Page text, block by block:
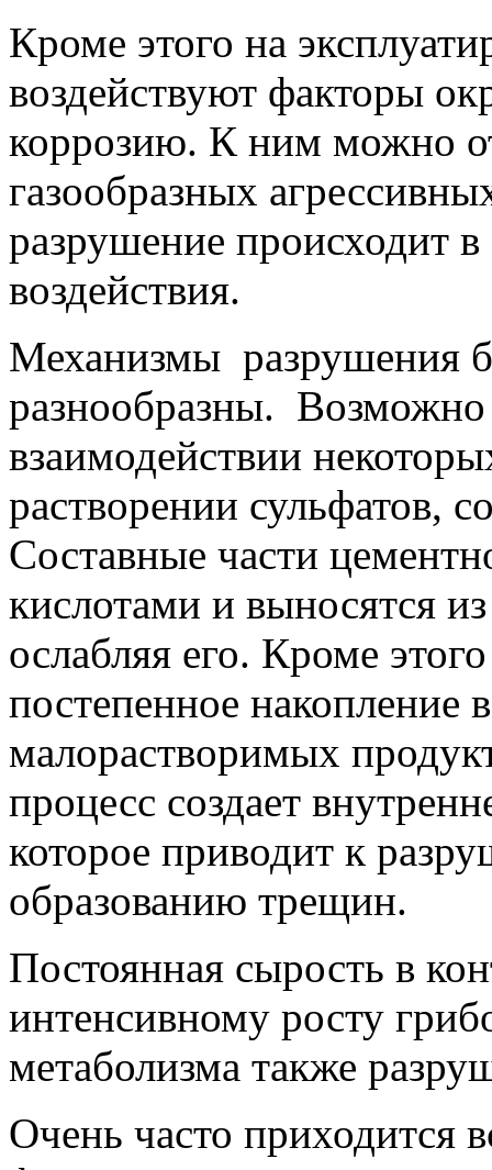
Кроме этого на
воздействуют факторы
коррозию. К ним можно
газообразных
разрушение происходит
воздействия.
Механизмы разрушения
разнообразны. Возможно
взаимодействии
растворении сульфатов,
Составные части
кислотами и выносятся
ослабляя его. Кроме
постепенное накопление
малорастворимых
процесс создает
которое приводит к
образованию трещин.
Постоянная сырость в
интенсивному росту
метаболизма также
Очень часто приходится